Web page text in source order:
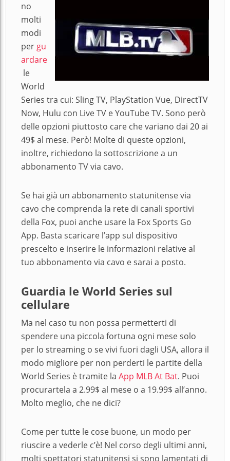
no
molti
modi
per gu
ardare
le
World
Series tra cui: Sling TV, PlayStation Vue, DirectTV
Now, Hulu con Live TV e YouTube TV. Sono però
delle opzioni piuttosto care che variano dai 20 ai
49$ al mese. Però! Molte di queste opzioni,
inoltre, richiedono la sottoscrizione a un
abbonamento TV via cavo.
Se hai già un abbonamento statunitense via
cavo che comprenda la rete di canali sportivi
della Fox, puoi anche usare la Fox Sports Go
App. Basta scaricare l’app sul dispositivo
prescelto e inserire le informazioni relative al
tuo abbonamento via cavo e sarai a posto.
Guardia le World Series sul
cellulare
Ma nel caso tu non possa permetterti di
spendere una piccola fortuna ogni mese solo
per lo streaming o se vivi fuori dagli USA, allora il
modo migliore per non perderti le partite della
World Series è tramite la App MLB At Bat. Puoi
procurartela a 2.99$ al mese o a 19.99$ all’anno.
Molto meglio, che ne dici?
Come per tutte le cose buone, un modo per
riuscire a vederle c’è! Nel corso degli ultimi anni,
molti spettatori statunitensi si sono lamentati di